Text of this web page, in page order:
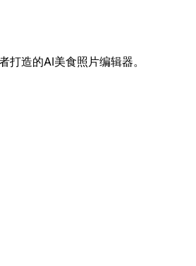
打造的AI美食照片编辑器。